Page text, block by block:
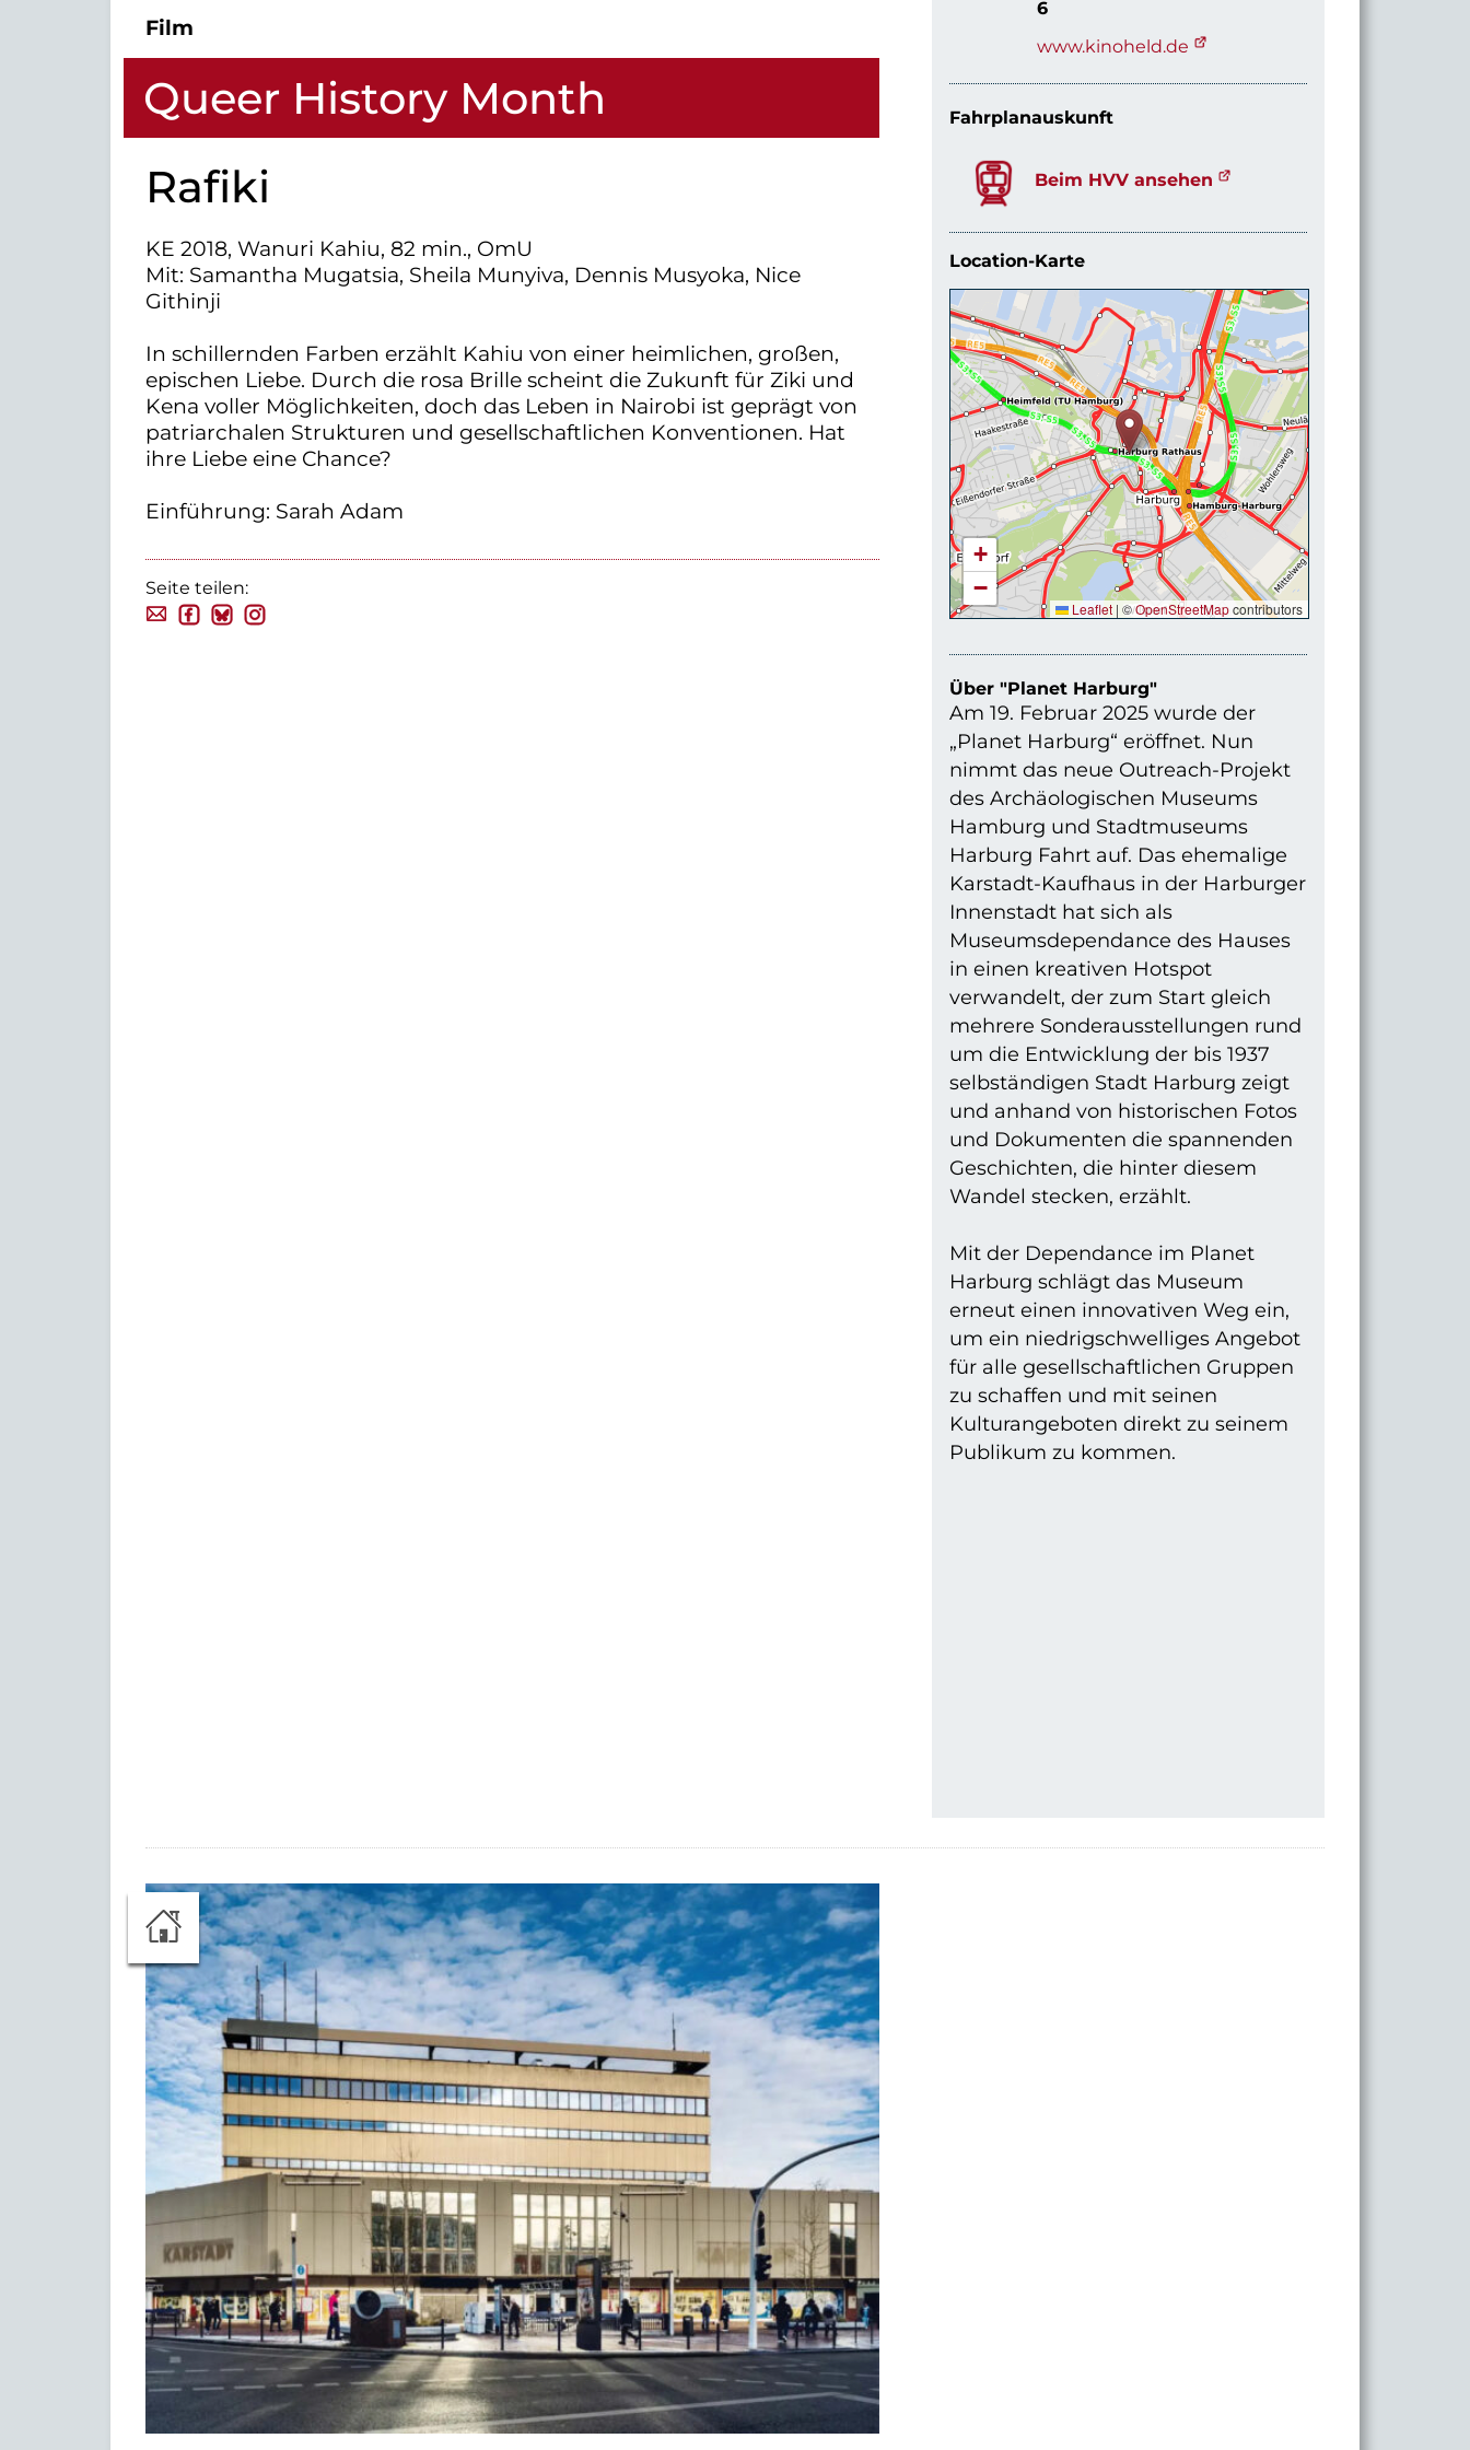
Film
Queer History Month
Rafiki
KE 2018, Wanuri Kahiu, 82 min., OmU
Mit: Samantha Mugatsia, Sheila Munyiva, Dennis Musyoka, Nice
Githinji
In schillernden Farben erzählt Kahiu von einer heimlichen, großen,
epischen Liebe. Durch die rosa Brille scheint die Zukunft für Ziki und
Kena voller Möglichkeiten, doch das Leben in Nairobi ist geprägt von
patriarchalen Strukturen und gesellschaftlichen Konventionen. Hat
ihre Liebe eine Chance?
Einführung: Sarah Adam
Seite teilen:
6
www.kinoheld.de
Fahrplanauskunft
Beim HVV ansehen
Location-Karte
+
−
Leaflet | ©OpenStreetMapcontributors
Über "Planet Harburg"
Am 19. Februar 2025 wurde der
„Planet Harburg“ eröffnet. Nun
nimmt das neue Outreach-Projekt
des Archäologischen Museums
Hamburg und Stadtmuseums
Harburg Fahrt auf. Das ehemalige
Karstadt-Kaufhaus in der Harburger
Innenstadt hat sich als
Museumsdependance des Hauses
in einen kreativen Hotspot
verwandelt, der zum Start gleich
mehrere Sonderausstellungen rund
um die Entwicklung der bis 1937
selbständigen Stadt Harburg zeigt
und anhand von historischen Fotos
und Dokumenten die spannenden
Geschichten, die hinter diesem
Wandel stecken, erzählt.
Mit der Dependance im Planet
Harburg schlägt das Museum
erneut einen innovativen Weg ein,
um ein niedrigschwelliges Angebot
für alle gesellschaftlichen Gruppen
zu schaffen und mit seinen
Kulturangeboten direkt zu seinem
Publikum zu kommen.